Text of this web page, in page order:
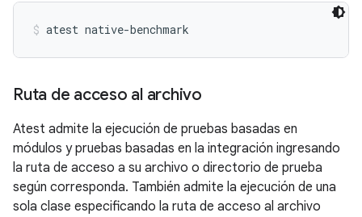
atest native-benchmark
Ruta de acceso al archivo
Atest admite la ejecución de pruebas basadas en
módulos y pruebas basadas en la integración ingresando
la ruta de acceso a su archivo o directorio de prueba
según corresponda. También admite la ejecución de una
sola clase especificando la ruta de acceso al archivo